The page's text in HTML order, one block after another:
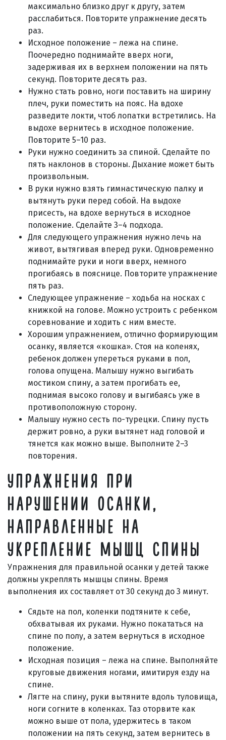
максимально близко друг к другу, затем
расслабиться. Повторите упражнение десять
раз.
Исходное положение – лежа на спине.
Поочередно поднимайте вверх ноги,
задерживая их в верхнем положении на пять
секунд. Повторите десять раз.
Нужно стать ровно, ноги поставить на ширину
плеч, руки поместить на пояс. На вдохе
разведите локти, чтоб лопатки встретились. На
выдохе вернитесь в исходное положение.
Повторите 5–10 раз.
Руки нужно соединить за спиной. Сделайте по
пять наклонов в стороны. Дыхание может быть
произвольным.
В руки нужно взять гимнастическую палку и
вытянуть руки перед собой. На выдохе
присесть, на вдохе вернуться в исходное
положение. Сделайте 3–4 подхода.
Для следующего упражнения нужно лечь на
живот, вытягивая вперед руки. Одновременно
поднимайте руки и ноги вверх, немного
прогибаясь в пояснице. Повторите упражнение
пять раз.
Следующее упражнение – ходьба на носках с
книжкой на голове. Можно устроить с ребенком
соревнование и ходить с ним вместе.
Хорошим упражнением, отлично формирующим
осанку, является «кошка». Стоя на коленях,
ребенок должен упереться руками в пол,
голова опущена. Малышу нужно выгибать
мостиком спину, а затем прогибать ее,
поднимая высоко голову и выгибаясь уже в
противоположную сторону.
Малышу нужно сесть по-турецки. Спину пусть
держит ровно, а руки вытянет над головой и
тянется как можно выше. Выполните 2–3
повторения.
УПРАЖНЕНИЯ ПРИ
НАРУШЕНИИ ОСАНКИ,
НАПРАВЛЕННЫЕ НА
УКРЕПЛЕНИЕ МЫШЦ СПИНЫ
Упражнения для правильной осанки у детей также
должны укреплять мышцы спины. Время
выполнения их составляет от 30 секунд до 3 минут.
Сядьте на пол, коленки подтяните к себе,
обхватывая их руками. Нужно покататься на
спине по полу, а затем вернуться в исходное
положение.
Исходная позиция – лежа на спине. Выполняйте
круговые движения ногами, имитируя езду на
спине.
Лягте на спину, руки вытяните вдоль туловища,
ноги согните в коленках. Таз оторвите как
можно выше от пола, удержитесь в таком
положении на пять секунд, затем вернитесь в